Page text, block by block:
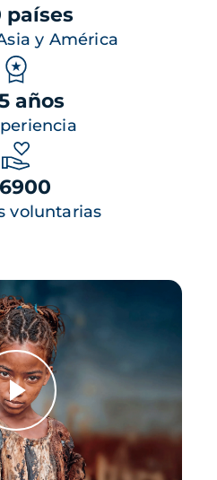
países
y América
años
voluntarias